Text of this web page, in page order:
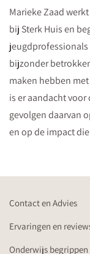
Marieke Zaad
bij Sterk Huis en
bijzonder
maken hebben
is er aandacht
gevolgen daarvan
en op de impact
Contact en Advies
Ervaringen en
Onderwijs begrippen